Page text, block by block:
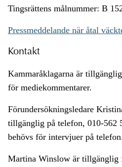
Tingsrättens målnummer: B
Pressmeddelande när åtal
Kontakt
Kammaråklagarna är
för mediekommentarer.
Förundersökningsledare
tillgänglig på telefon, 010-562
behövs för intervjuer på
Martina Winslow är tillgänglig